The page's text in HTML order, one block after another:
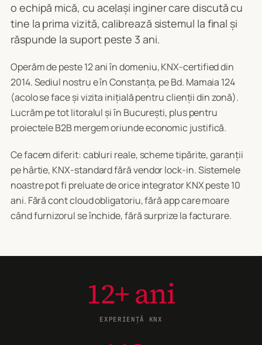
o echipă mică, cu același inginer care discută cu
tine la prima vizită, calibrează sistemul la final și
răspunde la suport peste 3 ani.
Operăm de peste 12 ani în domeniu, KNX-certified din
2014. Sediul nostru e în Constanța, pe Bd. Mamaia 124
(acolo se face și vizita inițială pentru clienții din zonă).
Lucrăm pe tot litoralul și în București, plus pentru
proiectele B2B mergem oriunde economic justifică.
Ce facem diferit: cabluri reale, scheme tipărite, garanții
pe hârtie, KNX-standard fără vendor lock-in. Sistemele
noastre pot fi preluate de orice integrator KNX peste 10
ani. Fără cont cloud obligatoriu, fără app care moare
când furnizorul se închide, fără surprize la facturare.
12+ ani
EXPERIENȚĂ KNX